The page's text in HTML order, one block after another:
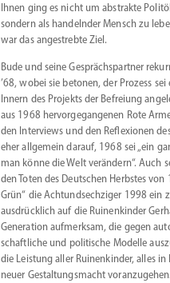
Ihnen ging es nicht um abstrakte
sondern als handelnder Mensch zu
war das angestrebte Ziel.
Bude und seine Gesprächs­partner
’68, wobei sie betonen, der Prozess
Innern des Projekts der Befreiung
aus 1968 hervor­ge­gan­genen Rote
den Inter­views und den Refle­xionen
eher allgemein darauf, 1968 sei „ein
man könne die Welt verändern“.
den Toten des Deutschen Herbstes
Grün“ die Achtund­sech­ziger 1998 ein
ausdrücklich auf die Ruinen­kinder
Generation aufmerksam, die gegen
schaft­liche und politische Modelle
die Leistung aller Ruinen­kinder, alles
neuer Gestal­tungs­macht